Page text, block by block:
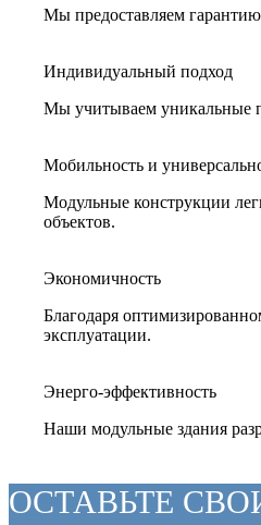
Мы предоставляем
Индивидуальный подход
Мы учитываем уникальные
Мобильность и
Модульные конструкции
объектов.
Экономичность
Благодаря
эксплуатации.
Энерго-эффективность
Наши модульные здания
ОСТАВЬТЕ